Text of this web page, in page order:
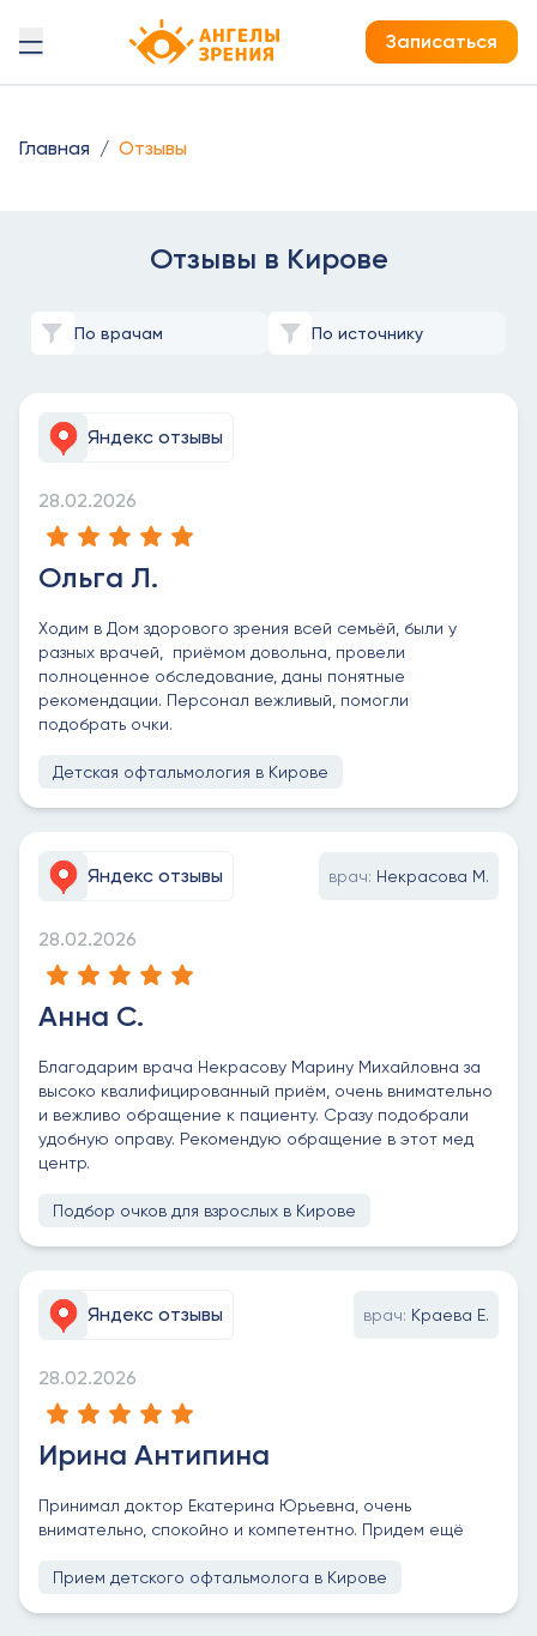
Детская офтальмология Ангелы зрения!
Записаться
Главная / Отзывы
Отзывы в Кирове
По врачам По источнику
Яндекс отзывы
28.02.2026
Ольга Л.
Ходим в Дом здорового зрения всей семьёй, были у
разных врачей, приёмом довольна, провели
полноценное обследование, даны понятные
рекомендации. Персонал вежливый, помогли
подобрать очки.
Детская офтальмология в Кирове
Яндекс отзывы врач: Некрасова М.
28.02.2026
Анна С.
Благодарим врача Некрасову Марину Михайловна за
высоко квалифицированный приём, очень внимательно
и вежливо обращение к пациенту. Сразу подобрали
удобную оправу. Рекомендую обращение в этот мед
центр.
Подбор очков для взрослых в Кирове
Яндекс отзывы врач: Краева Е.
28.02.2026
Ирина Антипина
Принимал доктор Екатерина Юрьевна, очень
внимательно, спокойно и компетентно. Придем ещё
Прием детского офтальмолога в Кирове
Запишитесь на приём
Оставьте ваши контакты, мы перезвоним вам и